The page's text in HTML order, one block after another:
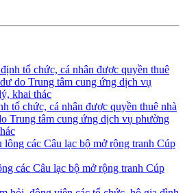
tổ chức, cá nhân được quyền thuê nhà
Trung tâm cung ứng dịch vụ phường
các Câu lạc bộ mở rộng tranh Cúp